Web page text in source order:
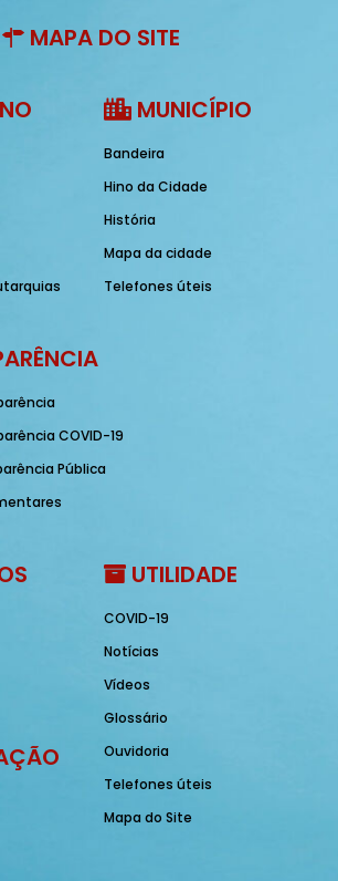
MAPA DO SITE
MUNICÍPIO
Bandeira
Hino da Cidade
História
Mapa da cidade
Telefones úteis
COVID-19
Pública
UTILIDADE
COVID-19
Notícias
Vídeos
Glossário
Ouvidoria
Telefones úteis
Mapa do Site